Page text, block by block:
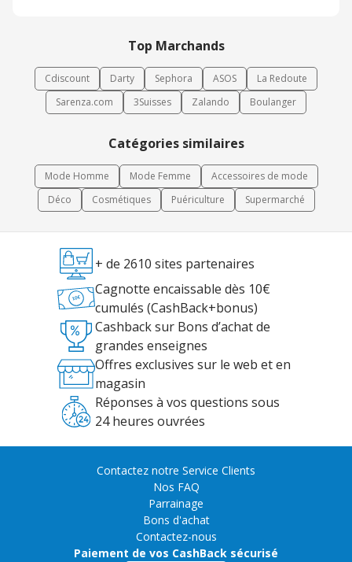
Top Marchands
Cdiscount Darty Sephora ASOS
La Redoute
Sarenza.com
3Suisses Zalando Boulanger
Catégories similaires
Mode Homme Mode Femme
Accessoires de mode
Déco
Cosmétiques Puériculture Supermarché
+ de 2610 sites partenaires
Cagnotte encaissable dès 10€
cumulés (CashBack+bonus)
Cashback sur Bons d’achat de
grandes enseignes
Offres exclusives sur le web et en
magasin
Réponses à vos questions sous
24 heures ouvrées
Contactez notre Service Clients
Nos FAQ
Parrainage
Bons d'achat
Contactez-nous
Paiement de vos CashBack sécurisé